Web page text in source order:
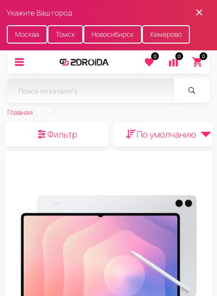
Укажите Ваш город
Москва Томск Новосибирск Кемерово
0 0 0
Главная
Фильтр По умолчанию